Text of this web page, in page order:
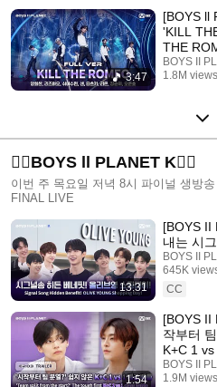
3:47
[BOYS ll
'KILL
THE
배틀
BOYS II
1.8M views
❤️‍🔥BOYS ll PLANET K❤️‍🔥
이번 주 목요일 저녁 8시 파이널 생방
FINAL LIVE
13:31
[BOYS II
내는 시
리브영
함
BOYS II
645K
CC
1:54
[BOYS II
작부터
K+C 1
BOYS II
1.9M views